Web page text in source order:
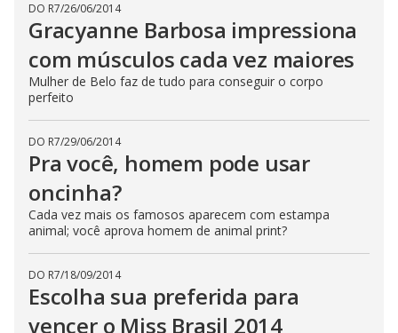
DO R7/26/06/2014
Gracyanne Barbosa impressiona
com músculos cada vez maiores
Mulher de Belo faz de tudo para conseguir o corpo
perfeito
DO R7/29/06/2014
Pra você, homem pode usar
oncinha?
Cada vez mais os famosos aparecem com estampa
animal; você aprova homem de animal print?
DO R7/18/09/2014
Escolha sua preferida para
vencer o Miss Brasil 2014